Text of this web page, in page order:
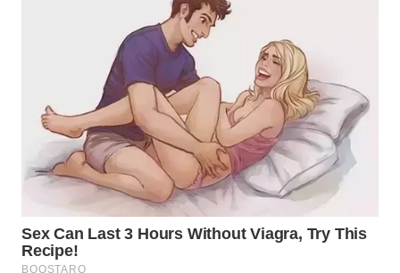
SUMEDANG
WN
CIANJUR
WN
KEPULAUAN
SERIBU